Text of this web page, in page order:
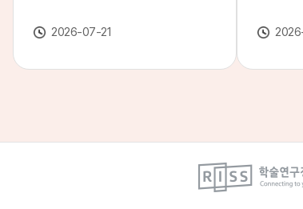
합니다.※ 서비스 점검 작업 일시 : 7월
24일(금) 19:00 ~ 7월 25일(토) 08:00
안 서비스가 일시 중지될 수 있으니, 이
2026-07-21
합니다.※
일(화)
서비스가